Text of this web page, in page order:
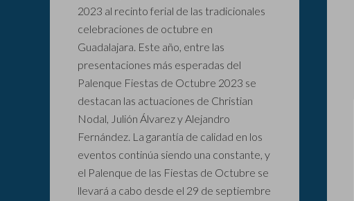
2023 al recinto ferial de las tradicionales
celebraciones de octubre en
Guadalajara. Este año, entre las
presentaciones más esperadas del
Palenque Fiestas de Octubre 2023 se
destacan las actuaciones de Christian
Nodal, Julión Álvarez y Alejandro
Fernández. La garantía de calidad en los
eventos continúa siendo una constante, y
el Palenque de las Fiestas de Octubre se
llevará a cabo desde el 29 de septiembre